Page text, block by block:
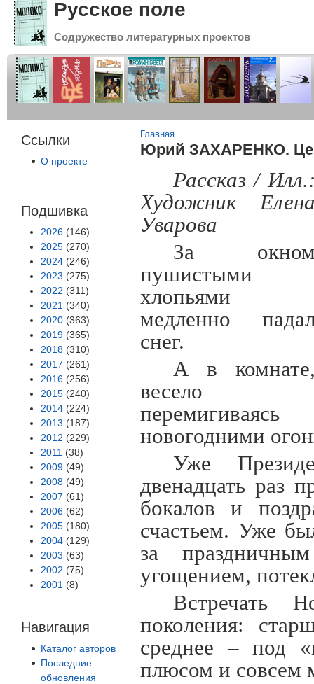
Русское поле
Содружество литературных проектов
Ссылки
О проекте
Подшивка
2026 (146)
2025 (270)
2024 (246)
2023 (275)
2022 (311)
2021 (340)
2020 (363)
2019 (365)
2018 (310)
2017 (261)
2016 (256)
2015 (240)
2014 (224)
2013 (187)
2012 (229)
2011 (38)
2009 (49)
2008 (49)
2007 (61)
2006 (62)
2005 (180)
2004 (129)
2003 (63)
2002 (75)
2001 (8)
Навигация
Каталог авторов
Последние
обновления
Вы здесь
Главная
Юрий ЗАХАРЕНКО.
Рассказ /
Художник
Уварова
За
пушистыми
хлопьями
медленно
снег.
А в
весело
перемигиваясь
новогодними
Уже
двенадцать раз
бокалов и
счастьем. Уже
за
угощением,
Встречать
поколения:
среднее – под
плюсом и совсем